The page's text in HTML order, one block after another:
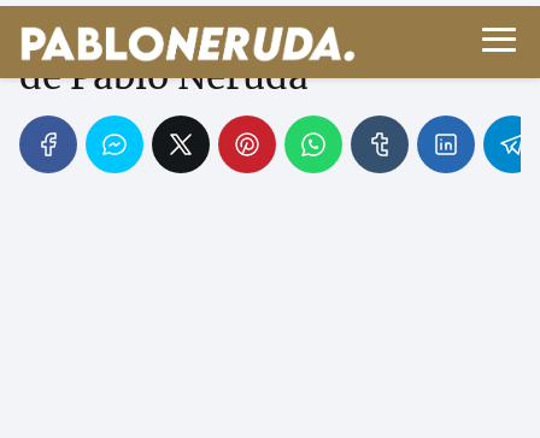
Jardín de invierno - Poema
de Pablo Neruda